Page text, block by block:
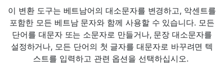
이 변환 도구는 베트남어의 대소문자를 변경하고, 악센트를
포함한 모든 베트남 문자와 함께 사용할 수 있습니다. 모든
단어를 대문자 또는 소문자로 만들거나, 문장 대소문자를
설정하거나, 모든 단어의 첫 글자를 대문자로 바꾸려면 텍
스트를 입력하고 관련 옵션을 선택하십시오.